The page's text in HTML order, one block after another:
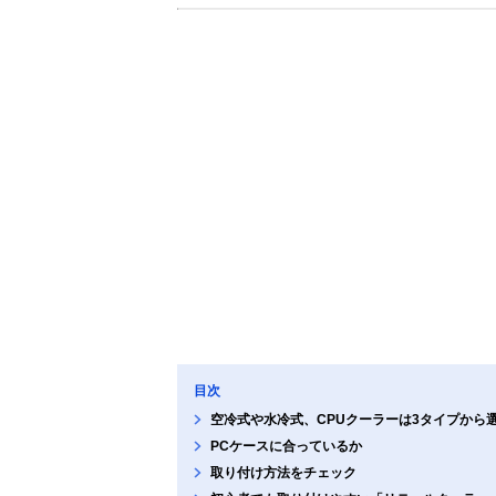
目次
空冷式や水冷式、CPUクーラーは3タイプから
PCケースに合っているか
取り付け方法をチェック